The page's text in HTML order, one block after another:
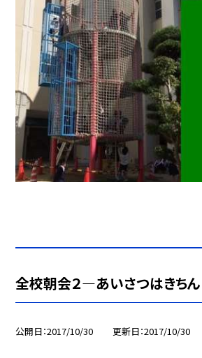
全校朝会２—あいさつはきち
公開日 2017/10/30 更新日 2017/10/30